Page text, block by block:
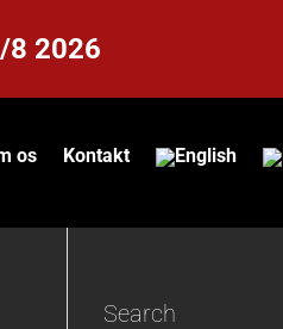
8 2026
os Kontakt
Search